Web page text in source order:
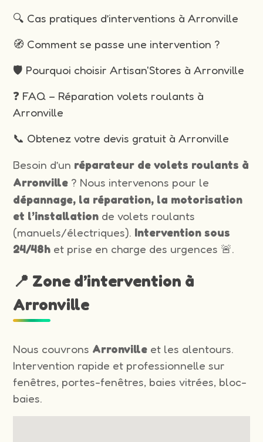
🔍 Cas pratiques d’interventions à Arronville
🧭 Comment se passe une intervention ?
🛡️ Pourquoi choisir Artisan'Stores à Arronville
❓ FAQ – Réparation volets roulants à
Arronville
📞 Obtenez votre devis gratuit à Arronville
Besoin d’un réparateur de volets roulants à
Arronville ? Nous intervenons pour le
dépannage, la réparation, la motorisation
et l’installation de volets roulants
(manuels/électriques). Intervention sous
24/48h et prise en charge des urgences 🚨.
📍 Zone d’intervention à
Arronville
Nous couvrons Arronville et les alentours.
Intervention rapide et professionnelle sur
fenêtres, portes-fenêtres, baies vitrées, bloc-
baies.